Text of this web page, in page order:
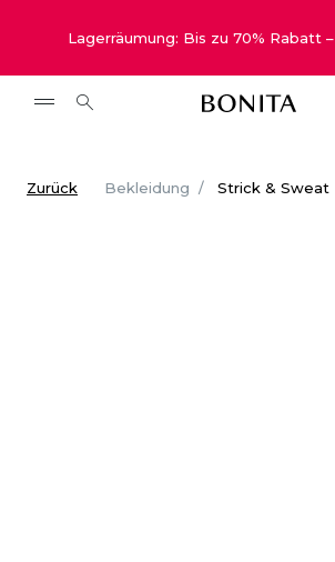
Lagerräumung: Bis zu 70% Rabatt –
Zurück Bekleidung Strick & Sweat